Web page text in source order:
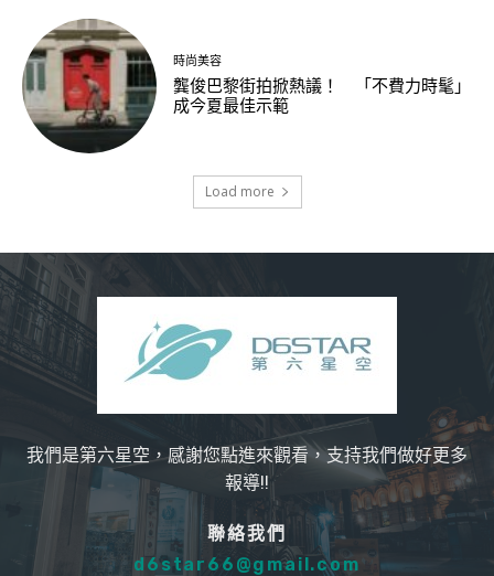
時尚美容
龔俊巴黎街拍掀熱議！ 「不費力時髦」
成今夏最佳示範
Load more
我們是第六星空，感謝您點進來觀看，支持我們做好更多
報導!!
聯絡我們
d6star66@gmail.com